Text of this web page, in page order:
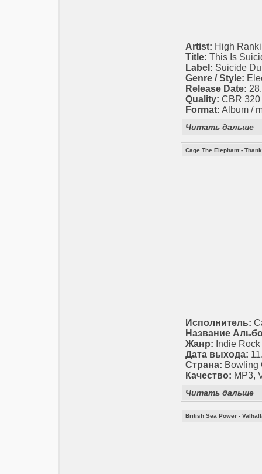
Artist: High
Title: This Is
Label: Suicide
Genre / Style:
Release Date:
Quality: CBR 320
Format: Album /
Читать дальше
Cage The Elephant -
Исполнитель:
Название
Жанр: Indie
Дата выхода:
Страна: Bowling
Качество: MP3,
Читать дальше
British Sea Power -